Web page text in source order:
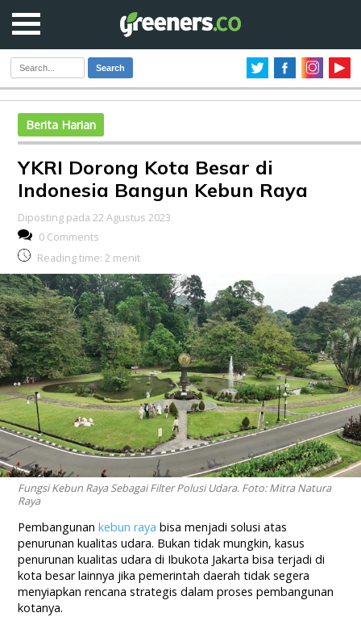
Search
Berita Harian
YKRI Dorong Kota Besar di
Indonesia Bangun Kebun Raya
Diposting pada 22 Agustus 2023
0 Comments
Reading time: 2 menit
Fungsi Kebun Raya Sebagai Filter Polusi Udara. Foto: Mitra Natura
Raya
Pembangunankebun raya bisa menjadi solusi atas
penurunan kualitas udara. Bukan tidak mungkin, kasus
penurunan kualitas udara di Ibukota Jakarta bisa terjadi di
kota besar lainnya jika pemerintah daerah tidak segera
menyiapkan rencana strategis dalam proses pembangunan
kotanya.